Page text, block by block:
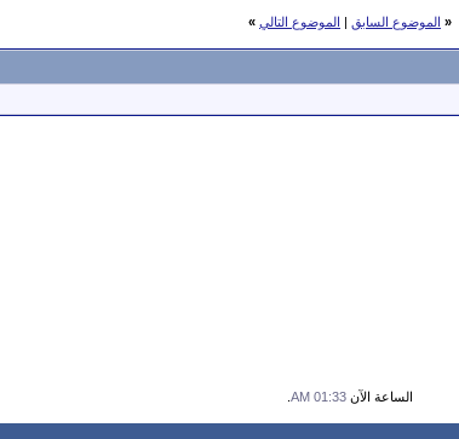
« الموضوع السابق | الموضوع التالي »
الساعة الآن 01:33 AM